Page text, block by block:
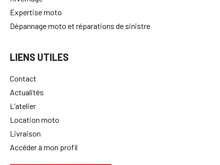
Expertise moto
Dépannage moto et réparations de sinistre
LIENS UTILES
Contact
Actualités
L’atelier
Location moto
Livraison
Accéder à mon profil